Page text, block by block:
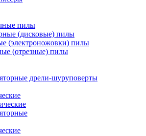
пилы
(дисковые) пилы
(электроножовки) пилы
(отрезные) пилы
дрели-шуруповерты